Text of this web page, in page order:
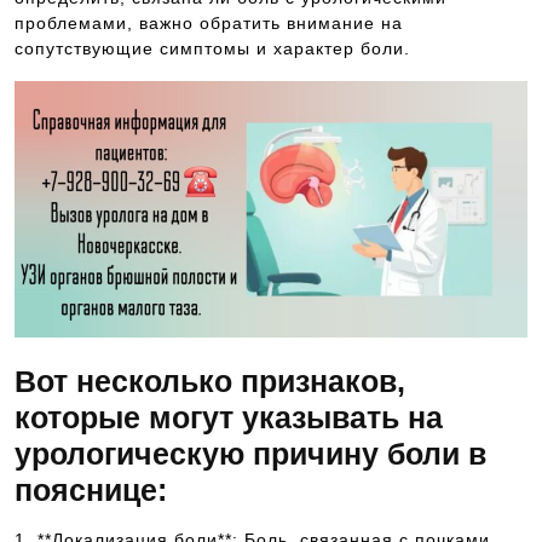
проблемами, важно обратить внимание на
сопутствующие симптомы и характер боли.
Вот несколько признаков,
которые могут указывать на
урологическую причину боли в
пояснице: